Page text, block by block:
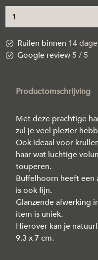
Ruilen binnen 14
Google review5 / 5
Productomschrijving
Met deze prachtige
zul je veel plezier
Ook ideaal voor
haar wat luchtige
touperen.
Buffelhoorn heeft een
is ook fijn.
Glanzende afwerking
item is uniek.
Hierover kan je
9.3 x 7 cm.